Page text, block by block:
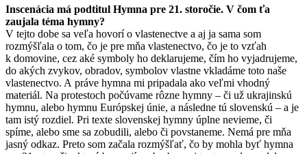
Inscenácia má podtitul Hymna pre 21. storočie. V čom ťa
zaujala téma hymny?
V tejto dobe sa veľa hovorí o vlastenectve a aj ja sama som
rozmýšľala o tom, čo je pre mňa vlastenectvo, čo je to vzťah
k domovine, cez aké symboly ho deklarujeme, čím ho vyjadrujeme,
do akých zvykov, obradov, symbolov vlastne vkladáme toto naše
vlastenectvo. A práve hymna mi pripadala ako veľmi vhodný
materiál. Na protestoch počúvame rôzne hymny – či už ukrajinskú
hymnu, alebo hymnu Európskej únie, a následne tú slovenskú – a je
tam istý rozdiel. Pri texte slovenskej hymny úplne nevieme, či
spíme, alebo sme sa zobudili, alebo či povstaneme. Nemá pre mňa
jasný odkaz. Preto som začala rozmýšľať, čo by mohla byť hymna